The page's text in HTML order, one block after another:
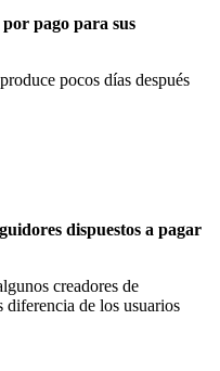
pago para sus
pocos días después
dispuestos a pagar
creadores de
diferencia de los usuarios